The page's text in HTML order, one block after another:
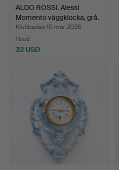
ALDO ROSSI. Alessi
Momento väggklocka, grå.
Klubbades 10 mar 2026
1 bud
32 USD